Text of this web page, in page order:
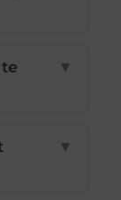
▼
▼